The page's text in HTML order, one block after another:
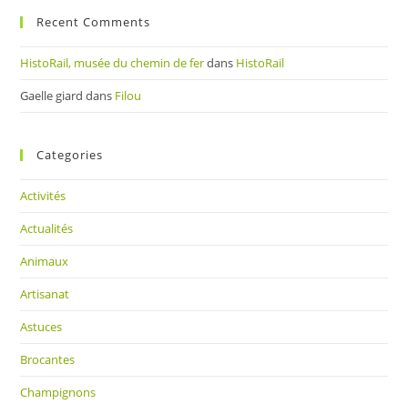
Recent Comments
HistoRail, musée du chemin de ferdans HistoRail
Gaelle giard dans Filou
Categories
Activités
Actualités
Animaux
Artisanat
Astuces
Brocantes
Champignons